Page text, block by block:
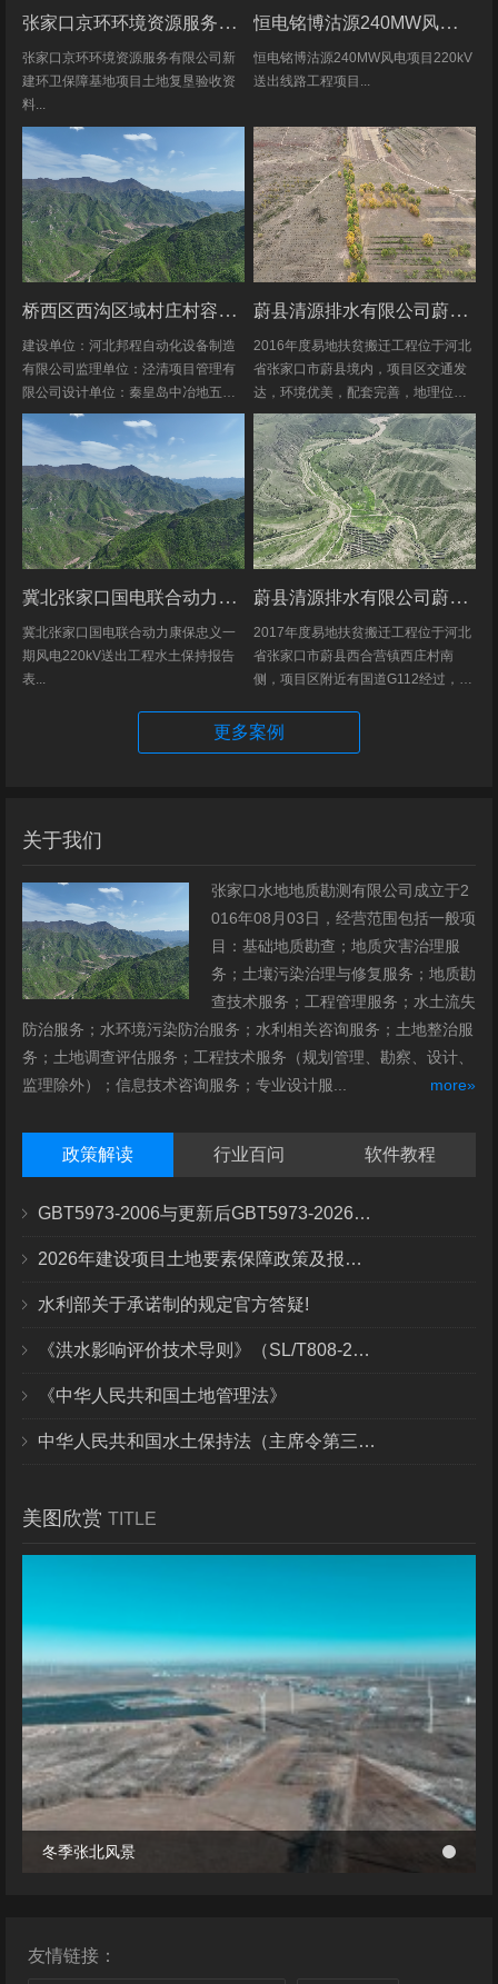
张家口京环环境资源服务有限公司新建环卫保障基地项目土地复垦验收资料
张家口京环环境资源服务有限公司新
建环卫保障基地项目土地复垦验收资
料...
恒电铭博沽源240MW风电项目220kV送出线路工程项目土地复垦验收资料
恒电铭博沽源240MW风电项目220kV
送出线路工程项目...
桥西区西沟区域村庄村容村貌改造提升及基础设施建设项目堆料场土地复垦验收资料
建设单位：河北邦程自动化设备制造
有限公司监理单位：泾清项目管理有
限公司设计单位：秦皇岛中冶地五一
五勘测有限公司施工单位：河北康安
劳务派遣有限公司桥西区西沟区域村
庄村容村貌改造提升及基础设施建设
项目堆料...
蔚县清源排水有限公司蔚县2016年度易地扶贫搬迁工程水土保持方案
2016年度易地扶贫搬迁工程位于河北
省张家口市蔚县境内，项目区交通发
达，环境优美，配套完善，地理位置
优越。项目地理位置图见附图1-1。项
目共建12个易地搬迁安置区，分别位
于白草村乡西户庄村、柏树乡柏树...
冀北张家口国电联合动力康保忠义一期风电220kV送出工程水土保持报告表
冀北张家口国电联合动力康保忠义一
期风电220kV送出工程水土保持报告
表...
蔚县清源排水有限公司蔚县2017年度易地扶贫搬迁工程（一期）水土保持方案
2017年度易地扶贫搬迁工程位于河北
省张家口市蔚县西合营镇西庄村南
侧，项目区附近有国道G112经过，交
位置优越。项目地理位置图见附图1。
项目总占地面积14.82hm2,...
更多案例
关于我们
张家口水地地质勘测有限公司成立于2
016年08月03日，经营范围包括一般项
目：基础地质勘查；地质灾害治理服
务；土壤污染治理与修复服务；地质勘
查技术服务；工程管理服务；水土流失
防治服务；水环境污染防治服务；水利相关咨询服务；土地整治服
务；土地调查评估服务；工程技术服务（规划管理、勘察、设计、
监理除外）；信息技术咨询服务；专业设计服...
more»
政策解读 行业百问 软件教程
GBT5973-2006与更新后GBT5973-2026区别你知道几点？
2026年建设项目土地要素保障政策及报批流程
水利部关于承诺制的规定官方答疑!
《洪水影响评价技术导则》（SL/T808-2025）核心解读
《中华人民共和国土地管理法》
中华人民共和国水土保持法（主席令第三十九号）
美图欣赏 TITLE
冬季张北风景
冬季张北风景
友情链接：